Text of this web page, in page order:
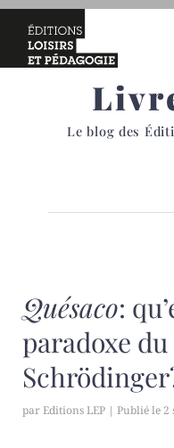
Le blog des
Quésaco:
paradoxe
parEditions LEP | 2